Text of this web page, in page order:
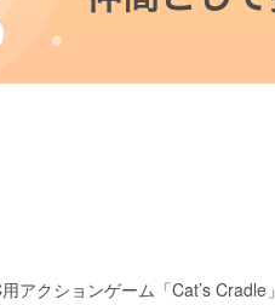
アクションゲーム「Cat’s Cradle」